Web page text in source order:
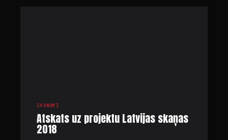
JAUNUMI
Atskats uz projektu Latvijas skaņas
2018